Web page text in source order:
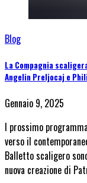
Blog
La Compagnia
Angelin Preljocaj e
Gennaio 9, 2025
l prossimo
verso il
Balletto scaligero
nuova creazione di